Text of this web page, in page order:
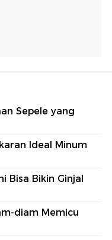
Sepele yang
Ideal Minum
Bisa Bikin Ginjal
diam Memicu